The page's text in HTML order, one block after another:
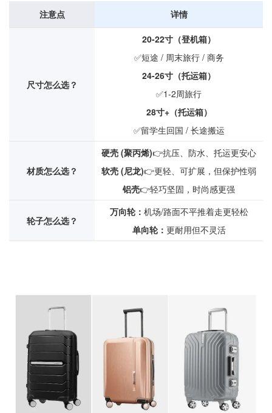
注意点 详情
尺寸怎么选？
20-22寸（登机箱）
✅短途 / 周末旅行 / 商务
24-26寸（托运箱）
✅1-2周旅行
28寸+（托运箱）
✅留学生回国 / 长途搬运
材质怎么选？
硬壳 (聚丙烯)👉抗压、防水、托运更安心
软壳 (尼龙)👉更轻、可扩展，但保护性弱
铝壳👉轻巧坚固，时尚感更强
轮子怎么选？
万向轮： 机场/路面不平推着走更轻松
单向轮： 更耐用但不灵活